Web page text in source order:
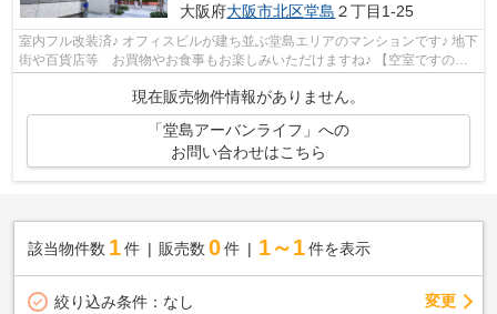
大阪府大阪市北区堂島 ２丁目1-25
室内フル改装済♪ オフィスビルが建ち並ぶ堂島エリアのマンションです♪ 地下
街や百貨店等 お買物やお食事もお楽しみいただけますね♪ 【空室ですので
現在販売物件情報がありません。
「堂島アーバンライフ」への
お問い合わせはこちら
該当物件数 1件 販売数 0 件 1～1 件を表示
絞り込み条件： なし 変更